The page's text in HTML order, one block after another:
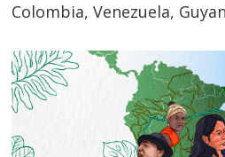
Colombia, Venezuela,